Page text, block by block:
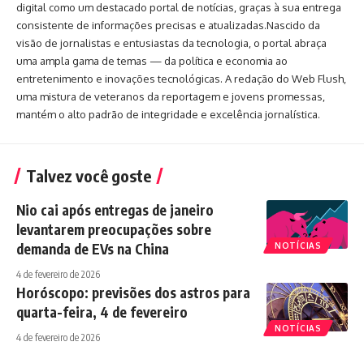
digital como um destacado portal de notícias, graças à sua entrega
consistente de informações precisas e atualizadas.Nascido da
visão de jornalistas e entusiastas da tecnologia, o portal abraça
uma ampla gama de temas — da política e economia ao
entretenimento e inovações tecnológicas. A redação do Web Flush,
uma mistura de veteranos da reportagem e jovens promessas,
mantém o alto padrão de integridade e excelência jornalística.
Talvez você goste
NOTÍCIAS
Nio cai após entregas de janeiro
levantarem preocupações sobre
demanda de EVs na China
4 de fevereiro de 2026
NOTÍCIAS
Horóscopo: previsões dos astros para
quarta-feira, 4 de fevereiro
4 de fevereiro de 2026